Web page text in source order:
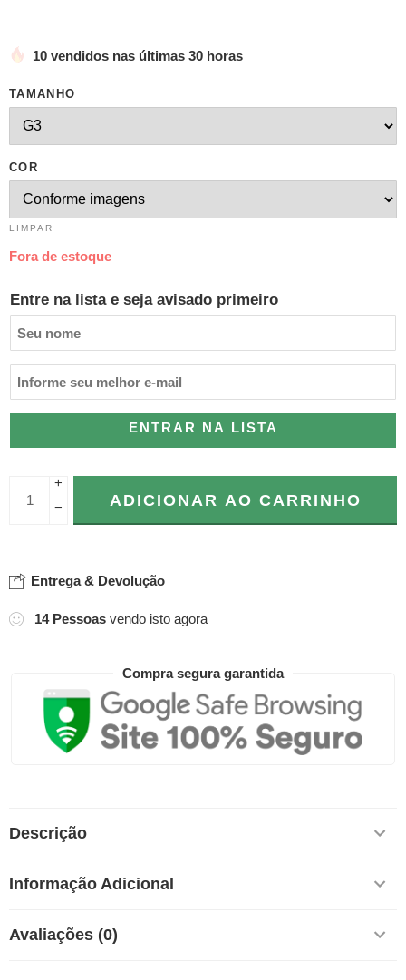
10 vendidos nas últimas 30 horas
TAMANHO
COR
LIMPAR
Fora de estoque
Entre na lista e seja avisado primeiro
ENTRAR NA LISTA
+
−
ADICIONAR AO CARRINHO
Entrega & Devolução
14 Pessoas vendo isto agora
Compra segura garantida
Descrição
Informação Adicional
Avaliações (0)